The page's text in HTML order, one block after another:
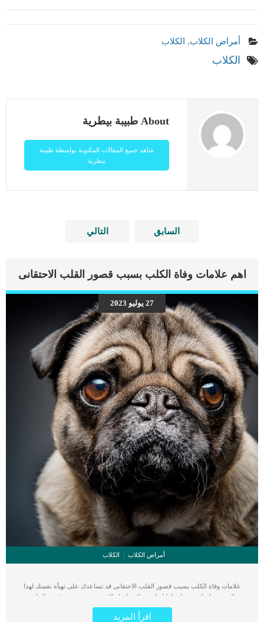
أمراض الكلاب, الكلاب
الكلاب
About طبيبة بيطرية
شاهد جميع المقالات المكتوبة بواسطة طبيبة
بيطرية
السابق التالي
اهم علامات وفاة الكلب بسبب قصور القلب الاحتقانى
27 يوليو 2023
أمراض الكلاب الكلاب
علامات وفاة الكلب بسبب قصور القلب الاحتقانى قد تساعدك على تهيأة نفسك لهذا
الحدث, واتخاذ جميع احتياطتك انت وباقى افراد الاسرة. يعتبر مرض قصور القلب
الاحتقانى من اخطر الحالات المرضية التى يمكن ان يتعرض لها جميع الكائنات الحية بما فى
ذلك الكلاب والقطط. كما ان القلب يعتبر عضوا رئيسيا فى جسم الكلاب, واى قصور به
اقرأ المزيد